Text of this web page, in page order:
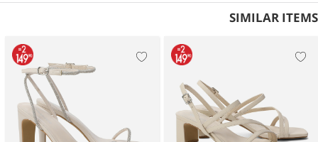
SIMILAR ITEMS